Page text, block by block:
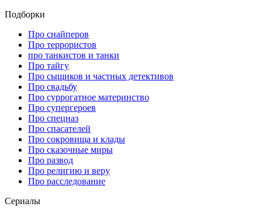
Подборки
Про снайперов
Про террористов
про танкистов и танки
Про тайгу
Про сыщиков и частных детективов
Про свадьбу
Про суррогатное материнство
Про супергероев
Про спецназ
Про спасателей
Про сокровища и клады
Про сказочные миры
Про развод
Про религию и веру
Про расследование
Се­риа­лы